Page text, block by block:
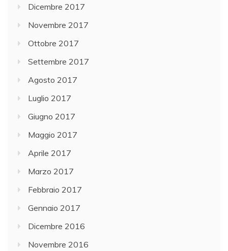
Dicembre 2017
Novembre 2017
Ottobre 2017
Settembre 2017
Agosto 2017
Luglio 2017
Giugno 2017
Maggio 2017
Aprile 2017
Marzo 2017
Febbraio 2017
Gennaio 2017
Dicembre 2016
Novembre 2016